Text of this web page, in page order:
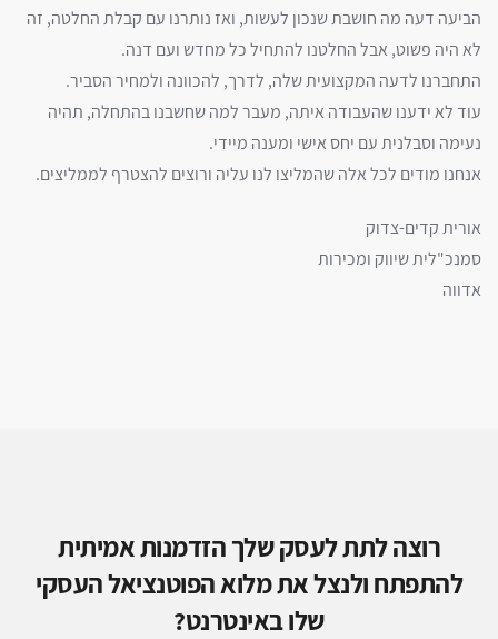
הביעה דעה מה חושבת שנכון לעשות, ואז נותרנו עם קבלת החלטה, זה
לא היה פשוט, אבל החלטנו להתחיל כל מחדש ועם דנה.
התחברנו לדעה המקצועית שלה, לדרך, להכוונה ולמחיר הסביר.
עוד לא ידענו שהעבודה איתה, מעבר למה שחשבנו בהתחלה, תהיה
נעימה וסבלנית עם יחס אישי ומענה מיידי.
אנחנו מודים לכל אלה שהמליצו לנו עליה ורוצים להצטרף לממליצים.
אורית קדים-צדוק
סמנכ"לית שיווק ומכירות
אדווה
רוצה לתת לעסק שלך הזדמנות אמיתית
להתפתח ולנצל את מלוא הפוטנציאל העסקי
שלו באינטרנט?